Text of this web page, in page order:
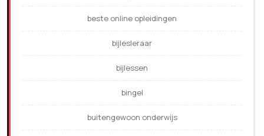
beste online opleidingen
bijlesleraar
bijlessen
bingel
buitengewoon onderwijs